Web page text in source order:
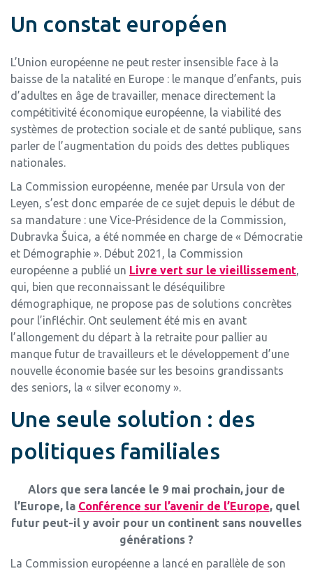
Un constat européen
L’Union européenne ne peut rester insensible face à la
baisse de la natalité en Europe : le manque d’enfants, puis
d’adultes en âge de travailler, menace directement la
compétitivité économique européenne, la viabilité des
systèmes de protection sociale et de santé publique, sans
parler de l’augmentation du poids des dettes publiques
nationales.
La Commission européenne, menée par Ursula von der
Leyen, s’est donc emparée de ce sujet depuis le début de
sa mandature : une Vice-Présidence de la Commission,
Dubravka Šuica, a été nommée en charge de « Démocratie
et Démographie ». Début 2021, la Commission
européenne a publié un Livre vert sur le vieillissement,
qui, bien que reconnaissant le déséquilibre
démographique, ne propose pas de solutions concrètes
pour l’infléchir. Ont seulement été mis en avant
l’allongement du départ à la retraite pour pallier au
manque futur de travailleurs et le développement d’une
nouvelle économie basée sur les besoins grandissants
des seniors, la « silver economy ».
Une seule solution : des
politiques familiales
Alors que sera lancée le 9 mai prochain, jour de
l’Europe, la Conférence sur l’avenir de l’Europe, quel
futur peut-il y avoir pour un continent sans nouvelles
générations ?
La Commission européenne a lancé en parallèle de son